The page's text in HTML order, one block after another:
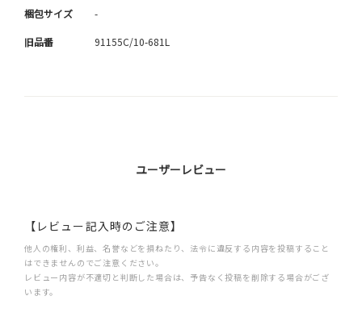
梱包サイズ -
旧品番 91155C/10-681L
ユーザーレビュー
【レビュー記入時のご注意】
他人の権利、利益、名誉などを損ねたり、法令に違反する内容を投稿すること
はできませんのでご注意ください。
レビュー内容が不適切と判断した場合は、予告なく投稿を削除する場合がござ
います。